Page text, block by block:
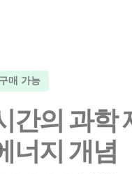
구매 가능
간의 과학
너지 개념